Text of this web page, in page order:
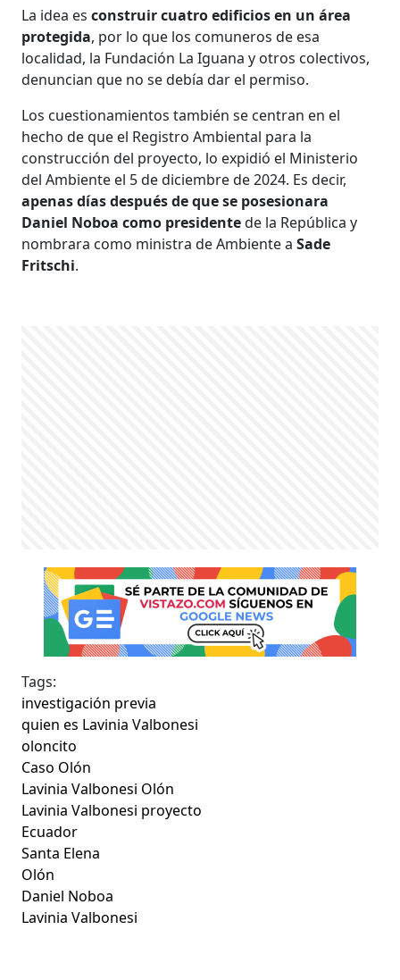
La idea esconstruir cuatro edificios en un área
protegida, por lo que los comuneros de esa
localidad, la Fundación La Iguana y otros colectivos,
denuncian que no se debía dar el permiso.
Los cuestionamientos también se centran en el
hecho de que el Registro Ambiental para la
construcción del proyecto, lo expidió el Ministerio
del Ambiente el 5 de diciembre de 2024. Es decir,
apenas días después de que se posesionara
Daniel Noboa como presidentede la República y
nombrara como ministra de Ambiente aSade
Fritschi.
Tags:
investigación previa
quien es Lavinia Valbonesi
oloncito
Caso Olón
Lavinia Valbonesi Olón
Lavinia Valbonesi proyecto
Ecuador
Santa Elena
Olón
Daniel Noboa
Lavinia Valbonesi